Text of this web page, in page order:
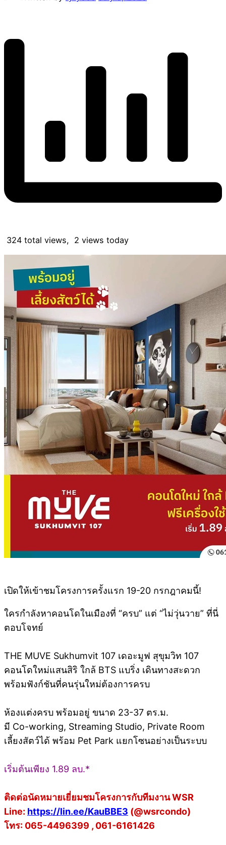
324 total views, 2 views today
เปิดให้เข้าชมโครงการครั้งแรก 19-20 กรกฎาคมนี้!
ใครกำลังหาคอนโดในเมืองที่ “ครบ” แต่ “ไม่วุ่นวาย” ที่นี่
ตอบโจทย์
THE MUVE Sukhumvit 107 เดอะมูฟ สุขุมวิท 107
คอนโดใหม่แสนสิริ ใกล้ BTS แบริ่ง เดินทางสะดวก
พร้อมฟังก์ชันที่คนรุ่นใหม่ต้องการครบ
ห้องแต่งครบ พร้อมอยู่ ขนาด 23-37 ตร.ม.
มี Co-working, Streaming Studio, Private Room
เลี้ยงสัตว์ได้ พร้อม Pet Park แยกโซนอย่างเป็นระบบ
เริ่มต้นเพียง 1.89 ลบ.*
ติดต่อนัดหมายเยี่ยมชมโครงการกับทีมงาน WSR
Line: https://lin.ee/KauBBE3 (@wsrcondo)
โทร: 065-4496399 , 061-6161426